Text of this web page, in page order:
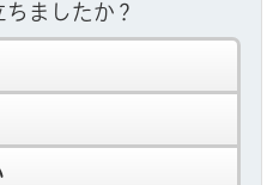
ましたか？